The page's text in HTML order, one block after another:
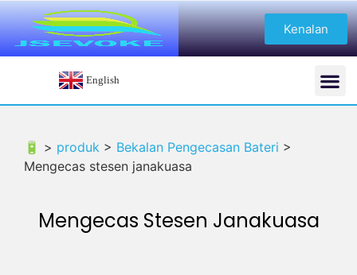
Kenalan
English
🔋 > produk > Bekalan Pengecasan Bateri >
Mengecas stesen janakuasa
Mengecas Stesen Janakuasa